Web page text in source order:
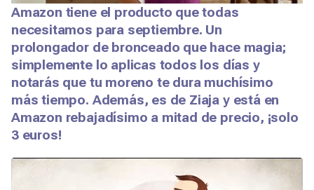
Amazon tiene el producto que todas
necesitamos para septiembre. Un
prolongador de bronceado que hace magia;
simplemente lo aplicas todos los días y
notarás que tu moreno te dura muchísimo
más tiempo. Además, es de Ziaja y está en
Amazon rebajadísimo a mitad de precio, ¡solo
3 euros!